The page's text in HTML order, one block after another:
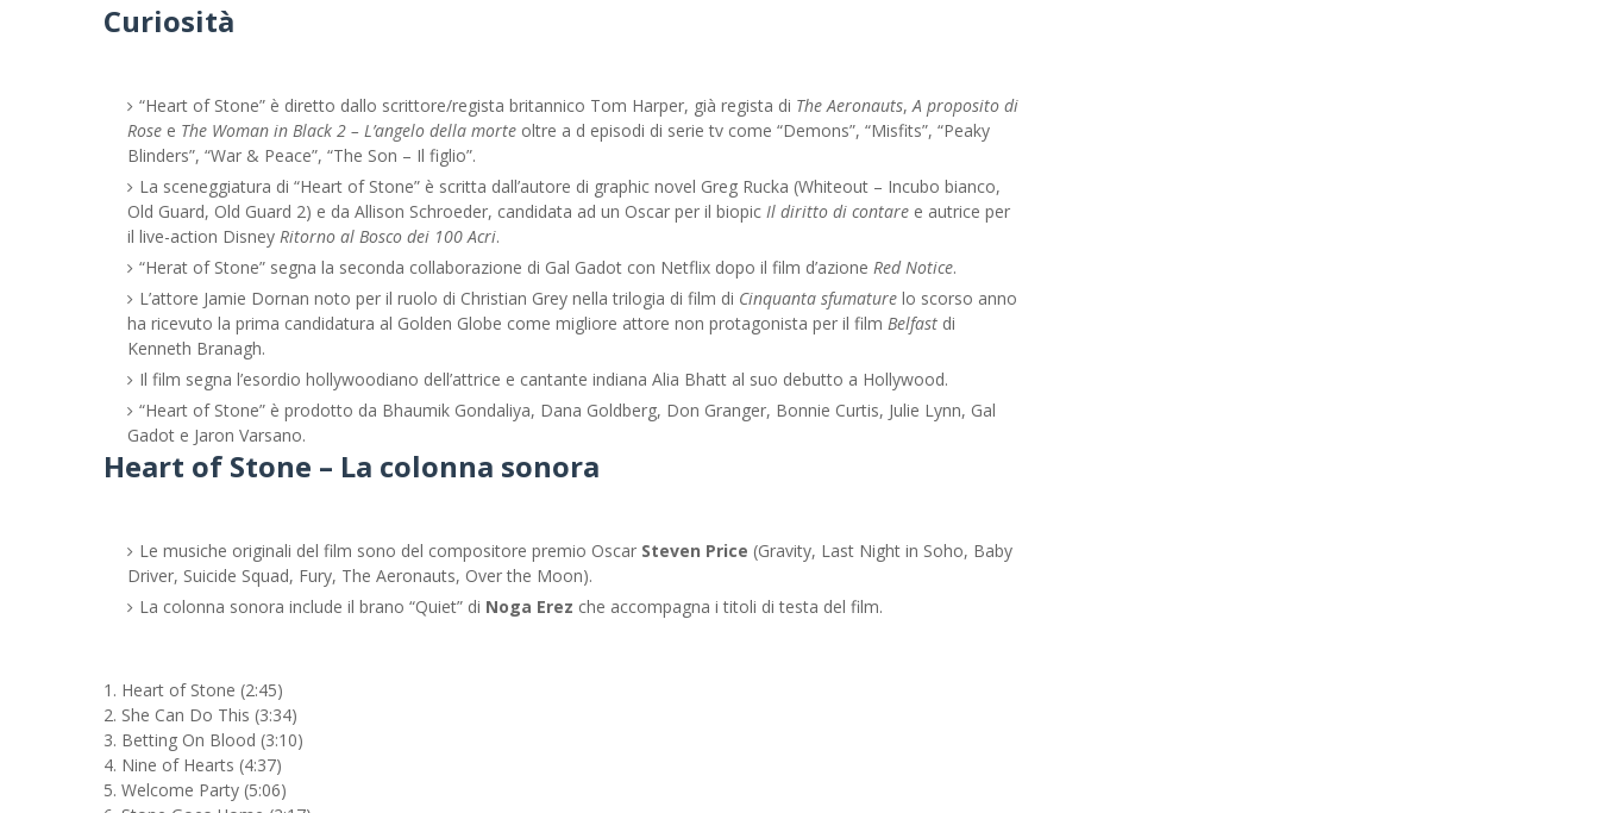
Curiosità
“Heart of Stone” è diretto dallo scrittore/regista britannico Tom Harper, già regista di The Aeronauts,A proposito di
Rose e The Woman in Black 2 – L’angelo della morte oltre a d episodi di serie tv come “Demons”, “Misfits”, “Peaky
Blinders”, “War & Peace”, “The Son – Il figlio”.
La sceneggiatura di “Heart of Stone” è scritta dall’autore di graphic novel Greg Rucka (Whiteout – Incubo bianco,
Old Guard, Old Guard 2) e da Allison Schroeder, candidata ad un Oscar per il biopic Il diritto di contare e autrice per
il live-action Disney Ritorno al Bosco dei 100 Acri.
“Herat of Stone” segna la seconda collaborazione di Gal Gadot con Netflix dopo il film d’azione Red Notice.
L’attore Jamie Dornan noto per il ruolo di Christian Grey nella trilogia di film di Cinquanta sfumature lo scorso anno
ha ricevuto la prima candidatura al Golden Globe come migliore attore non protagonista per il film Belfast di
Kenneth Branagh.
Il film segna l’esordio hollywoodiano dell’attrice e cantante indiana Alia Bhatt al suo debutto a Hollywood.
“Heart of Stone” è prodotto da Bhaumik Gondaliya, Dana Goldberg, Don Granger, Bonnie Curtis, Julie Lynn, Gal
Gadot e Jaron Varsano.
Heart of Stone – La colonna sonora
Le musiche originali del film sono del compositore premio Oscar Steven Price (Gravity, Last Night in Soho, Baby
Driver, Suicide Squad, Fury, The Aeronauts, Over the Moon).
La colonna sonora include il brano “Quiet” di Noga Erez che accompagna i titoli di testa del film.
1. Heart of Stone (2:45)
2. She Can Do This (3:34)
3. Betting On Blood (3:10)
4. Nine of Hearts (4:37)
5. Welcome Party (5:06)